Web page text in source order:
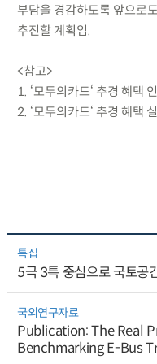
부담을 경감하도록 앞으로
추진할 계획임.
<참고>
1. ‘모두의카드‘ 추경 혜택
2. ‘모두의카드‘ 추경 혜택
특집
5극 3특 중심으로 국토공
국외연구자료
Publication: The Real
Benchmarking E-Bus